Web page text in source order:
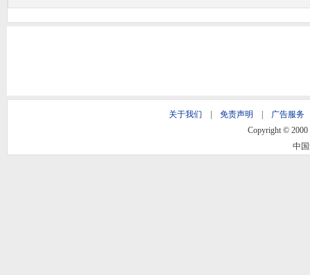
关于我们 免责声明 广告服务
Copyright © 2000
中